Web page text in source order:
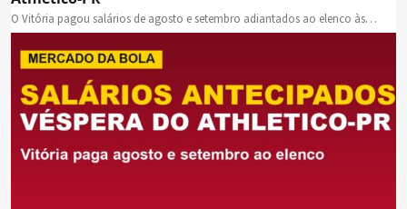
O Vitória pagou salários de agosto e setembro adiantados ao elenco às…